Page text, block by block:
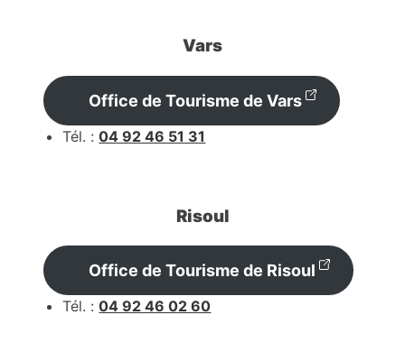
Vars
Office de Tourisme de Vars
Tél. :04 92 46 51 31
Risoul
Office de Tourisme de Risoul
Tél. :04 92 46 02 60